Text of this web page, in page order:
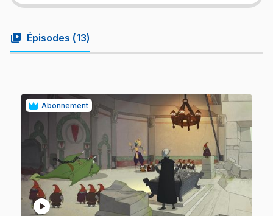
video_library Épisodes (13)
Abonnement
play_circle